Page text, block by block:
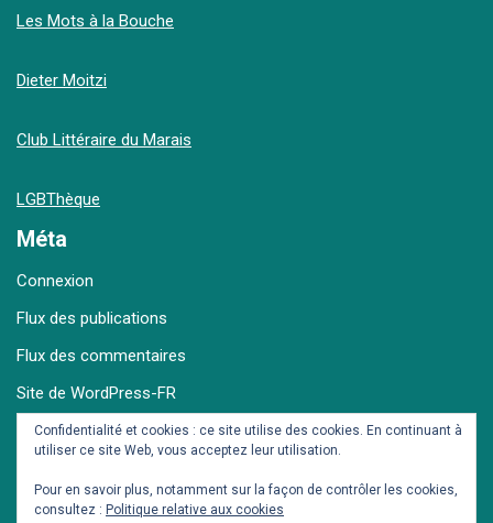
Les Mots à la Bouche
Dieter Moitzi
Club Littéraire du Marais
LGBThèque
Méta
Connexion
Flux des publications
Flux des commentaires
Site de WordPress-FR
Confidentialité et cookies : ce site utilise des cookies. En continuant à
utiliser ce site Web, vous acceptez leur utilisation.
Pour en savoir plus, notamment sur la façon de contrôler les cookies,
consultez : Politique relative aux cookies